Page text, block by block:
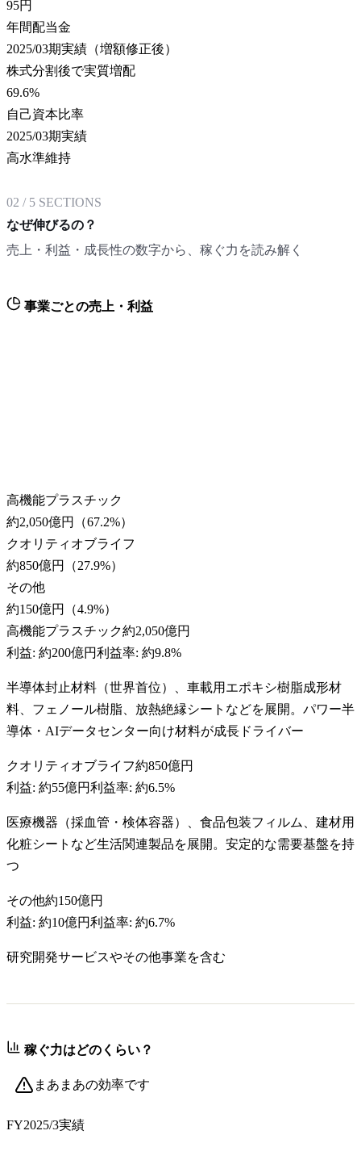
95円
年間配当金
2025/03期実績（増額修正後）
株式分割後で実質増配
69.6%
自己資本比率
2025/03期実績
高水準維持
02 / 5 SECTIONS
なぜ伸びるの？
売上・利益・成長性の数字から、稼ぐ力を読み解く
事業ごとの売上・利益
高機能プラスチック
約2,050億円
（67.2%）
クオリティオブライフ
約850億円
（27.9%）
その他
約150億円
（4.9%）
高機能プラスチック約2,050億円
利益: 約200億円利益率: 約9.8%
半導体封止材料（世界首位）、車載用エポキシ樹脂成形材
料、フェノール樹脂、放熱絶縁シートなどを展開。パワー半
導体・AIデータセンター向け材料が成長ドライバー
クオリティオブライフ約850億円
利益: 約55億円利益率: 約6.5%
医療機器（採血管・検体容器）、食品包装フィルム、建材用
化粧シートなど生活関連製品を展開。安定的な需要基盤を持
つ
その他約150億円
利益: 約10億円利益率: 約6.7%
研究開発サービスやその他事業を含む
稼ぐ力はどのくらい？
まあまあの効率です
FY2025/3実績